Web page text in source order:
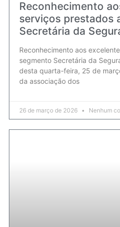
Reconhecimento
serviços prestados
Secretária da
Reconhecimento aos
segmento Secretária da
desta quarta-feira, 25 de
da associação dos
26 de março de 2026 Nenhum